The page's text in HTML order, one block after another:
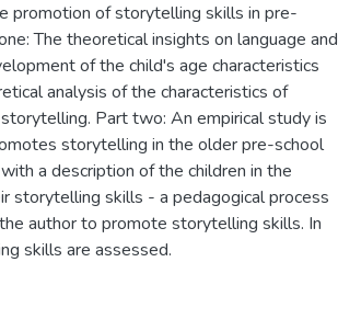
promotion of storytelling skills in pre-
The theoretical insights on language and
of the child's age characteristics
analysis of the characteristics of
Part two: An empirical study is
storytelling in the older pre-school
a description of the children in the
storytelling skills - a pedagogical process
author to promote storytelling skills. In
skills are assessed.